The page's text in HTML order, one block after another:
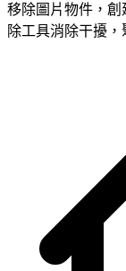
移除圖片物件，
除工具消除干擾，